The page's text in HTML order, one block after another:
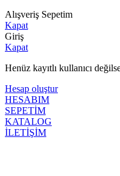
Alışveriş Sepetim
Kapat
Giriş
Kapat
Henüz kayıtlı kullanıcı
Hesap oluştur
HESABIM
SEPETİM
KATALOG
İLETİŞİM